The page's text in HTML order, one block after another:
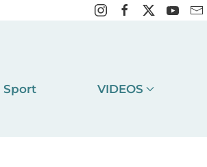
Sport VIDEOS